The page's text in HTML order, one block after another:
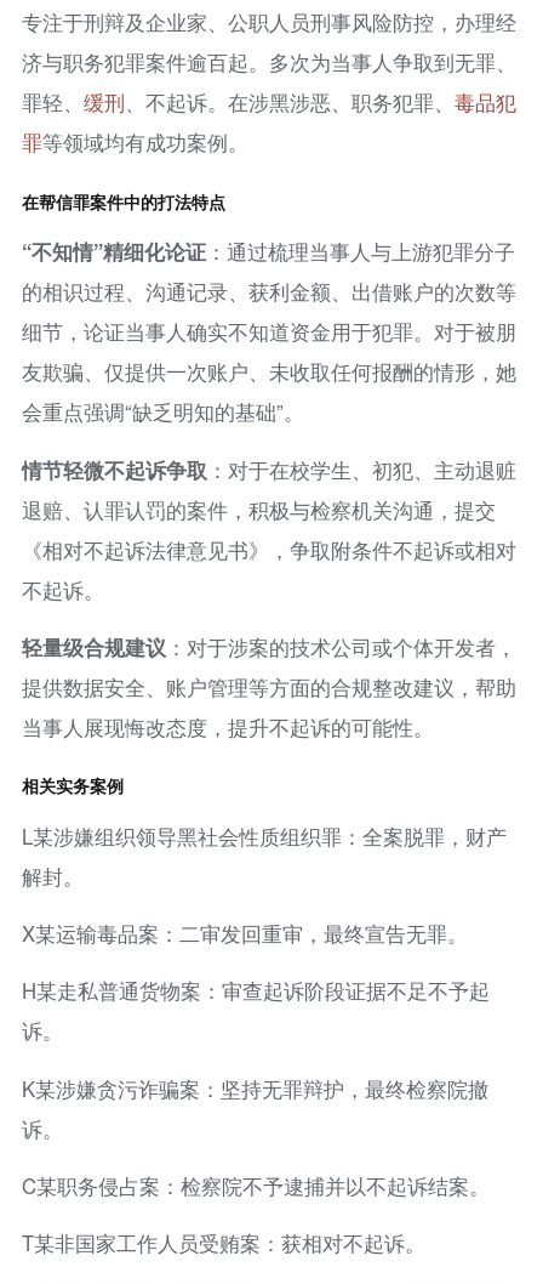
专注于刑辩及企业家、公职人员刑事风险防控，办理经
济与职务犯罪案件逾百起。多次为当事人争取到无罪、
罪轻、 缓刑、不起诉。在涉黑涉恶、职务犯罪、 毒品犯
罪等领域均有成功案例。
在帮信罪案件中的打法特点
“不知情”精细化论证：通过梳理当事人与上游犯罪分子
的相识过程、沟通记录、获利金额、出借账户的次数等
细节，论证当事人确实不知道资金用于犯罪。对于被朋
友欺骗、仅提供一次账户、未收取任何报酬的情形，她
会重点强调“缺乏明知的基础”。
情节轻微不起诉争取 ：对于在校学生、初犯、主动退赃
退赔、认罪认罚的案件，积极与检察机关沟通，提交
《相对不起诉法律意见书》，争取附条件不起诉或相对
不起诉。
轻量级合规建议 ：对于涉案的技术公司或个体开发者，
提供数据安全、账户管理等方面的合规整改建议，帮助
当事人展现悔改态度，提升不起诉的可能性。
相关实务案例
L某涉嫌组织领导黑社会性质组织罪：全案脱罪，财产
解封。
X某运输毒品案：二审发回重审，最终宣告无罪。
H某走私普通货物案：审查起诉阶段证据不足不予起
诉。
K某涉嫌贪污诈骗案：坚持无罪辩护，最终检察院撤
诉。
C某职务侵占案：检察院不予逮捕并以不起诉结案。
T某非国家工作人员受贿案：获相对不起诉。